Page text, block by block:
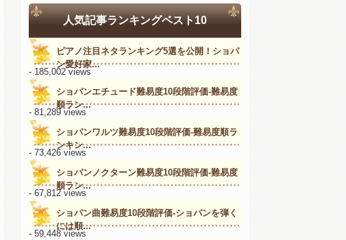
人気記事ランキングベスト10
ピアノ注目ネタランキング5選を公開！ショパ
ン愛好家...
- 185,002 views
ショパンエチュード難易度10段階評価-難易度
順ラン...
- 81,289 views
ショパンワルツ難易度10段階評価-難易度順ラ
ンキン...
- 73,426 views
ショパンノクターン難易度10段階評価-難易度
順ラン...
- 67,812 views
ショパン曲難易度10段階評価-ショパンを弾く
には順...
- 59,448 views